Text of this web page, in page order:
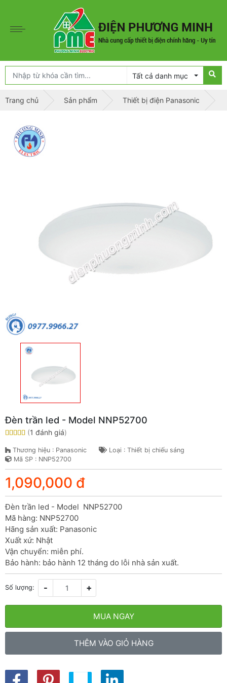
Tất cả danh mục
Trang chủ Sản phẩm Thiết bị điện Panasonic
Đèn trần led - Model NNP52700
(1 đánh giá)
Thương hiệu : Panasonic
Loại : Thiết bị chiếu sáng
Mã SP : NNP52700
1,090,000 đ
Đèn trần led - Model  NNP52700
Mã hàng: NNP52700
Hãng sản xuất: Panasonic
Xuất xứ: Nhật
Vận chuyển: miễn phí.
Bảo hành: bảo hành 12 tháng do lỗi nhà sản xuất.
Số lượng: - +
MUA NGAY
THÊM VÀO GIỎ HÀNG